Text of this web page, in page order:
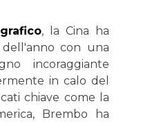
, la Cina ha
con una
incoraggiante
in calo del
chiave come la
Brembo ha